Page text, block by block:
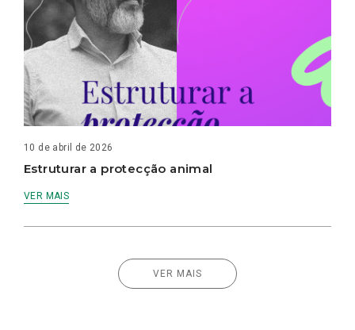
10 de abril de 2026
Estruturar a protecção animal
VER MAIS
VER MAIS